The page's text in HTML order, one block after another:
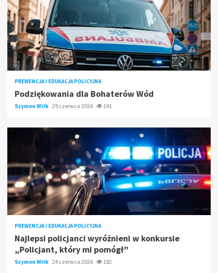
PREWENCJA I EDUKACJA POLICYJNA
Podziękowania dla Bohaterów Wód
Szymon Wilk 29 czerwca 2026 141
PREWENCJA I EDUKACJA POLICYJNA
Najlepsi policjanci wyróżnieni w konkursie
„Policjant, który mi pomógł”
Szymon Wilk 24 czerwca 2026 182